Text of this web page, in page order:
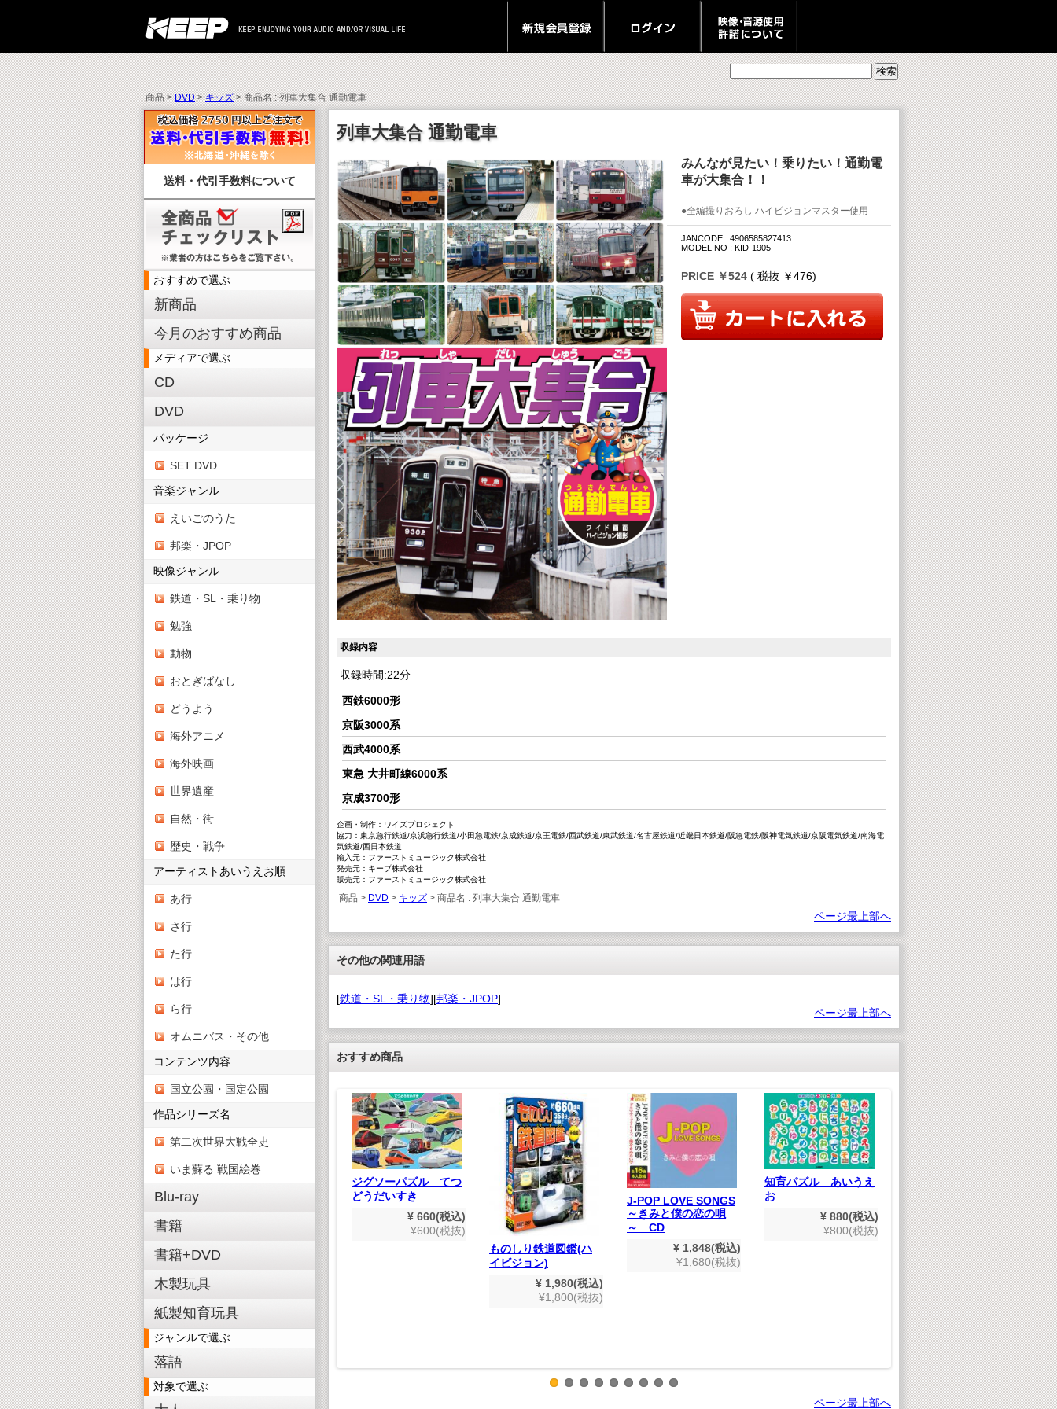
商品 >DVD>キッズ> 商品名 : 列車大集合 通勤電車
送料・代引手数料について
おすすめで選ぶ
新商品
今月のおすすめ商品
メディアで選ぶ
CD
DVD
パッケージ
SET DVD
音楽ジャンル
えいごのうた
邦楽・JPOP
映像ジャンル
鉄道・SL・乗り物
勉強
動物
おとぎばなし
どうよう
海外アニメ
海外映画
世界遺産
自然・街
歴史・戦争
アーティストあいうえお順
あ行
さ行
た行
は行
ら行
オムニバス・その他
コンテンツ内容
国立公園・国定公園
作品シリーズ名
第二次世界大戦全史
いま蘇る 戦国絵巻
Blu-ray
書籍
書籍+DVD
木製玩具
紙製知育玩具
ジャンルで選ぶ
落語
対象で選ぶ
列車大集合 通勤電車
みんなが見たい！乗りたい！通勤電
車が大集合！！
●全編撮りおろし ハイビジョンマスター使用
JANCODE : 4906585827413
MODEL NO : KID-1905
PRICE ￥524 ( 税抜 ￥476)
収録内容
収録時間:22分
西鉄6000形
京阪3000系
西武4000系
東急 大井町線6000系
京成3700形
企画・制作：ワイズプロジェクト
協力：東京急行鉄道/京浜急行鉄道/小田急電鉄/京成鉄道/京王電鉄/西武鉄道/東武鉄道/名古屋鉄道/近畿日本鉄道/阪急電鉄/阪神電気鉄道/京阪電気鉄道/南海電
気鉄道/西日本鉄道
輸入元：ファーストミュージック株式会社
発売元：キープ株式会社
販売元：ファーストミュージック株式会社
商品 > DVD > キッズ > 商品名 : 列車大集合 通勤電車
ページ最上部へ
その他の関連用語
[鉄道・SL・乗り物][邦楽・JPOP]
ページ最上部へ
おすすめ商品
ズル ブ
税込)
税抜)
木製ピンボール式コー
スター クラフトキッ
ト
¥ 1,628(税込)
¥1,480(税抜)
木製3D恐竜パズル パ
¥ 550(税込)
¥500(税抜)
ジグソーパズル てつ
どうだいすき
¥ 660(税込)
¥600(税抜)
ものしり鉄道図鑑(ハ
イビジョン)
¥ 1,980(税込)
¥1,800(税抜)
J-POP LOVE SONGS
～きみと僕の恋の唄
～ CD
¥ 1,848(税込)
¥1,680(税抜)
知育パズル あいうえ
お
¥ 880(税込)
¥800(税抜)
世紀の巨匠たち クラ
シック名演集 CD50枚
組
¥ 9,900(税込)
¥9,000(税抜)
木
ィ
ページ最上部へ